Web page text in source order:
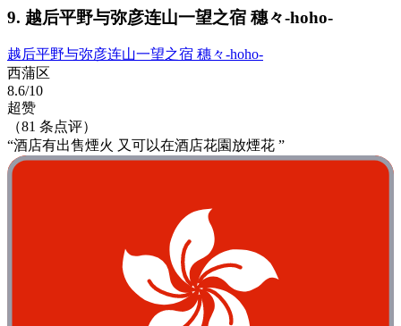
9. 越后平野与弥彦连山一望之宿 穗々-hoho-
越后平野与弥彦连山一望之宿 穗々-hoho-
西蒲区
8.6/10
超赞
（81 条点评）
“酒店有出售煙火 又可以在酒店花園放煙花 ”